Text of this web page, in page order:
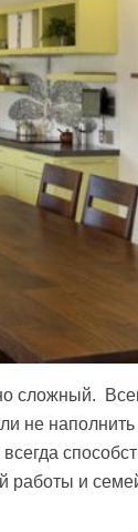
сложный.
не
и